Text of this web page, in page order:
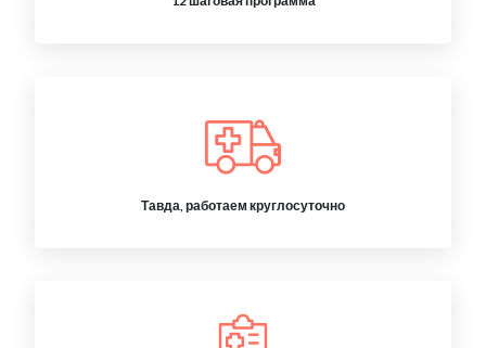
Тавда, работаем круглосуточно